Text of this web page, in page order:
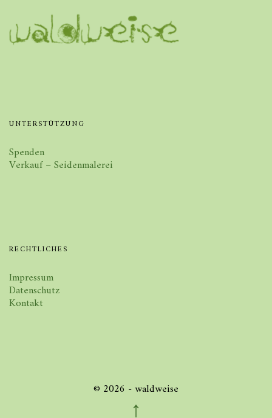
UNTERSTÜTZUNG
Spenden
Verkauf – Seidenmalerei
RECHTLICHES
Impressum
Datenschutz
Kontakt
© 2026 - waldweise